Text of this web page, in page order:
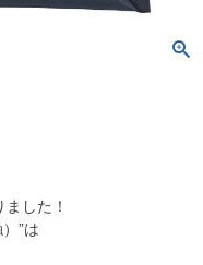
した！
”は